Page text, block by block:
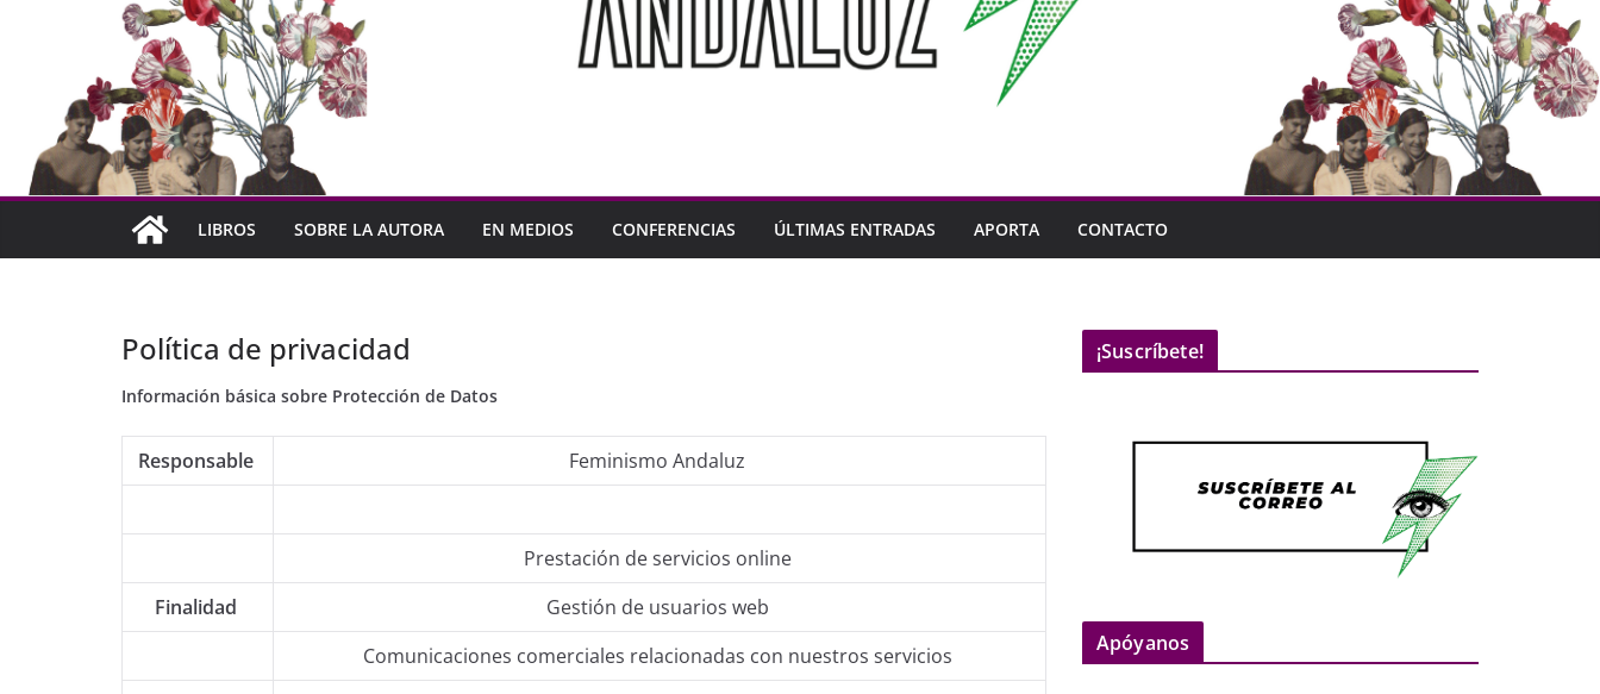
LIBROS SOBRE LA AUTORA EN MEDIOS CONFERENCIAS ÚLTIMAS ENTRADAS APORTA CONTACTO
Política de privacidad
Información básica sobre Protección de Datos
Responsable Feminismo Andaluz
Prestación de servicios online
Finalidad
Gestión de usuarios web
Comunicaciones comerciales relacionadas con nuestros servicios
¡Suscríbete!
Apóyanos